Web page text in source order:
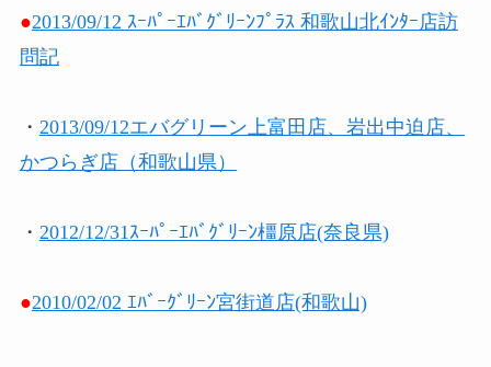
●2013/09/12 ｽｰﾊﾟｰｴﾊﾞｸﾞﾘｰﾝﾌﾟﾗｽ 和歌山北ｲﾝﾀｰ店訪
問記
・ 2013/09/12エバグリーン上富田店、岩出中迫店、
かつらぎ店（和歌山県）
・ 2012/12/31ｽｰﾊﾟｰｴﾊﾞｸﾞﾘｰﾝ橿原店(奈良県)
●2010/02/02 ｴﾊﾞｰｸﾞﾘｰﾝ宮街道店(和歌山)